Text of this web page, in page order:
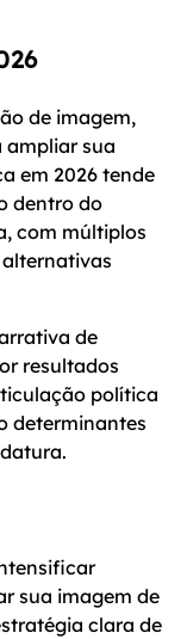
de imagem,
ampliar sua
em 2026 tende
dentro do
com múltiplos
de
resultados
política
determinantes
sua imagem de
clara de